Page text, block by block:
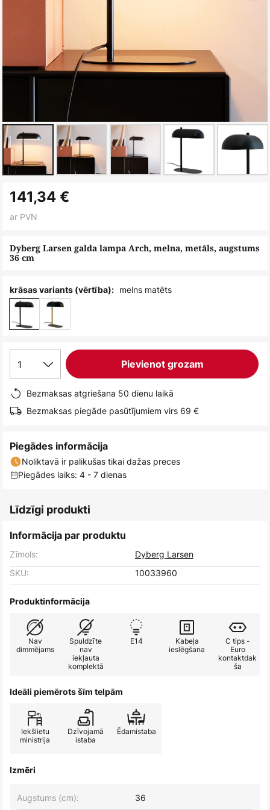
uz
galerijas
Dyberg Larsen galda lampa Arch, melna, metāls, augstums
36 cm
141,34 €
ar PVN
krāsas variants (vērtība): melns matēts
1 Pievienot grozam
Bezmaksas atgriešana 50 dienu laikā
Bezmaksas piegāde pasūtījumiem virs 69 €
Piegādes informācija
Noliktavā ir palikušas tikai dažas preces
Piegādes laiks: 4 - 7 dienas
Līdzīgi produkti
Informācija par produktu
Zīmols:
Dyberg Larsen
SKU:
10033960
Produktinformācija
Nav
dimmējams
Spuldzīte
nav
iekļauta
komplektā
E14
Kabeļa
ieslēgšana
C tips -
Euro
kontaktdak
ša
Ideāli piemērots šīm telpām
Iekšlietu
ministrija
Dzīvojamā
istaba
Ēdamistaba
Izmēri
Augstums (cm): 36